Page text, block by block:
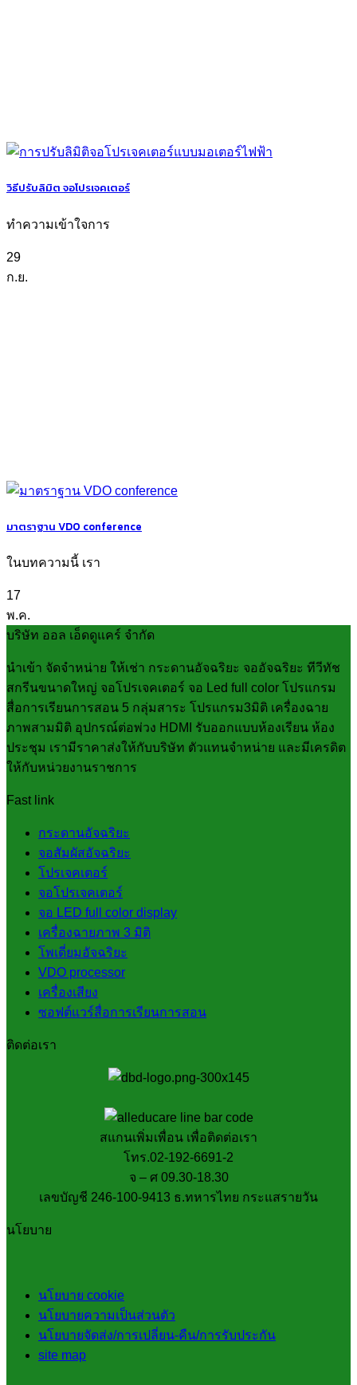
วิธีปรับลิมิต จอโปรเจคเตอร์
ทำความเข้าใจการ
29
ก.ย.
มาตราฐาน VDO conference
ในบทความนี้ เรา
17
พ.ค.
บริษัท ออล เอ็ดดูแคร์ จำกัด
นำเข้า จัดจำหน่าย ให้เช่า กระดานอัจฉริยะ จออัจฉริยะ ทีวีทัช
สกรีนขนาดใหญ่ จอโปรเจคเตอร์ จอ Led full color โปรแกรม
สื่อการเรียนการสอน 5 กลุ่มสาระ โปรแกรม3มิติ เครื่องฉาย
ภาพสามมิติ อุปกรณ์ต่อพ่วง HDMI รับออกแบบห้องเรียน ห้อง
ประชุม เรามีราคาส่งให้กับบริษัท ตัวแทนจำหน่าย และมีเครดิต
ให้กับหน่วยงานราชการ
Fast link
กระดานอัจฉริยะ
จอสัมผัสอัจฉริยะ
โปรเจคเตอร์
จอโปรเจคเตอร์
จอ LED full color display
เครื่องฉายภาพ 3 มิติ
โพเดี่ยมอัจฉริยะ
VDO processor
เครื่องเสียง
ซอฟต์แวร์สื่อการเรียนการสอน
ติดต่อเรา
สแกนเพิ่มเพื่อน เพื่อติดต่อเรา
โทร.02-192-6691-2
จ – ศ 09.30-18.30
เลขบัญชี 246-100-9413 ธ.ทหารไทย กระแสรายวัน
นโยบาย
นโยบาย cookie
นโยบายความเป็นส่วนตัว
นโยบายจัดส่ง/การเปลี่ยน-คืน/การรับประกัน
site map